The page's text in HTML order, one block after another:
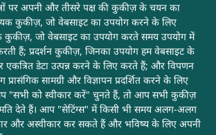
पर अपनी और तीसरे पक्ष की कुकीज़ के चयन का
कुकीज़, जो वेबसाइट का उपयोग करने के लिए
कुकीज़, जो वेबसाइट का उपयोग करते समय उपयोग में
हैं; प्रदर्शन कुकीज़, जिनका उपयोग हम वेबसाइट के
डेटा उत्पन्न करने के लिए करते हैं; और विपणन
सामग्री और विज्ञापन प्रदर्शित करने के लिए
"सभी को स्वीकार करें" चुनते हैं, तो आप सभी कुकीज़
देते हैं। आप "सेटिंग्स" में किसी भी समय अलग-अलग
और अस्वीकार कर सकते हैं और भविष्य के लिए अपनी